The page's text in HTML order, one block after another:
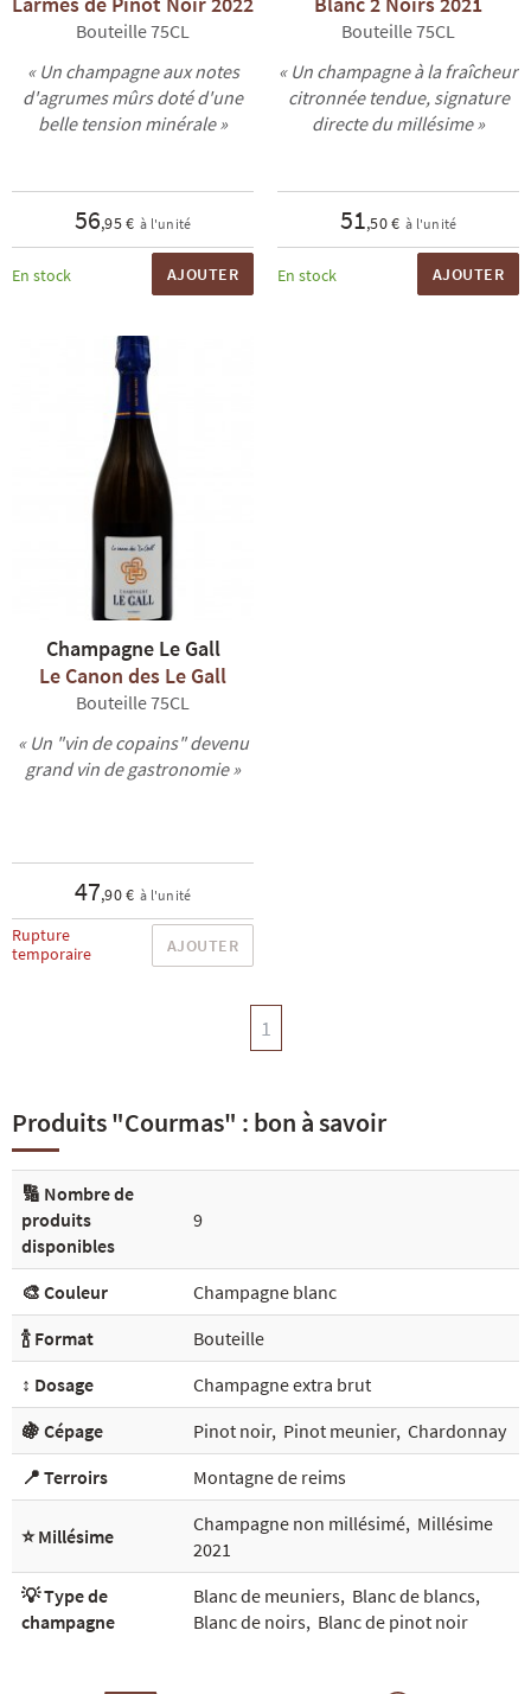
Bouteille 75CL
« Un champagne aux notes
d'agrumes mûrs doté d'une
belle tension minérale »
56,95 € à l'unité
En stock AJOUTER
Bouteille 75CL
« Un champagne à la fraîcheur
citronnée tendue, signature
directe du millésime »
51,50 € à l'unité
En stock AJOUTER
Champagne Le Gall
Le Canon des Le Gall
Bouteille 75CL
« Un "vin de copains" devenu
grand vin de gastronomie »
47,90 € à l'unité
Rupture
temporaire
AJOUTER
1
Produits "Courmas" : bon à savoir
🔢 Nombre de
produits
disponibles
9
🎨 Couleur
Champagne blanc
🍾 Format
Bouteille
↕️ Dosage
Champagne extra brut
🍇 Cépage
Pinot noir, Pinot meunier, Chardonnay
📍 Terroirs
Montagne de reims
⭐ Millésime
Champagne non millésimé, Millésime
2021
💡 Type de
champagne
Blanc de meuniers, Blanc de blancs,
Blanc de noirs, Blanc de pinot noir